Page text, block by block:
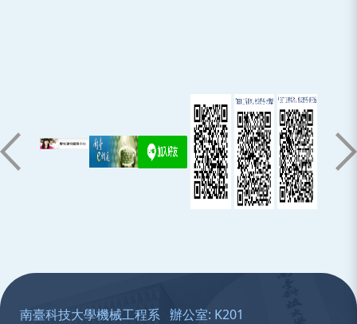
南臺科技大學機械工程系 辦公室: K201